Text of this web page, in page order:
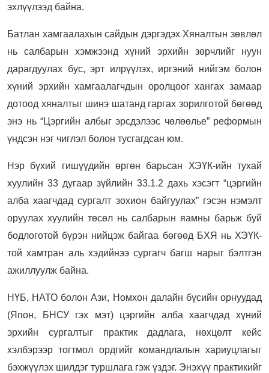
эхлүүлээд байна.
Батлан хамгаалахын сайдын дэргэдэх Хяналтын зөвлөл
нь салбарын хэмжээнд хүний эрхийн зөрчлийг нуун
дарагдуулах бус, эрт илрүүлэх, иргэний нийгэм болон
хүний эрхийн хамгаалагчдын оролцоог хангах замаар
дотоод хяналтыг шинэ шатанд гаргах зорилготой бөгөөд
энэ нь “Цэргийн албыг эрсдэлээс чөлөөлье” реформын
үндсэн нэг чиглэл болон тусгагдсан юм.
Нэр бүхий гишүүдийн өргөн барьсан ХЭҮК-ийн тухай
хуулийн 33 дугаар зүйлийн 33.1.2 дахь хэсэгт “цэргийн
алба хаагчдад сургалт зохион байгуулах” гэсэн нэмэлт
оруулах хуулийн төсөл нь салбарын яамны барьж буй
бодлоготой бүрэн нийцэж байгаа бөгөөд БХЯ нь ХЭҮК-
той хамтран аль хэдийнээ сургагч багш нарыг бэлтгэн
ажиллуулж байна.
НҮБ, НАТО болон Ази, Номхон далайн бүсийн орнуудад
(Япон, БНСУ гэх мэт) цэргийн алба хаагчдад хүний
эрхийн сургалтыг практик дадлага, нөхцөлт кейс
хэлбэрээр тогтмол ордгийг командлалын хариуцлагыг
бэхжүүлэх шилдэг туршлага гэж үздэг. Энэхүү практикийг